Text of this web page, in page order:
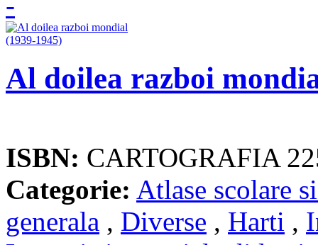
Al doilea razboi
ISBN: CARTOGRAFIA
Categorie: Atlase scolare
generala , Diverse , Harti ,